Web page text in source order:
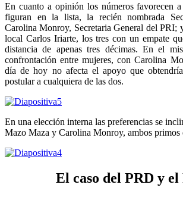
En cuanto a opinión los números favorecen
figuran en la lista, la recién nombrada
Carolina Monroy, Secretaria General del PRI;
local Carlos Iriarte, los tres con un empate
distancia de apenas tres décimas. En el
confrontación entre mujeres, con Carolina
día de hoy no afecta el apoyo que
postular a cualquiera de las dos.
En una elección interna las preferencias se
Mazo Maza y Carolina Monroy, ambos primos
El caso del PRD y el